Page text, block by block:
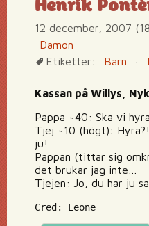
Henrik
12 december, 2007
Damon
Etiketter:
Barn ·
Kassan på Willys,
Pappa ~40: Ska vi
Tjej ~10 (högt):
ju!
Pappan (tittar sig
det brukar jag inte…
Tjejen: Jo, du har ju
Cred: Leone